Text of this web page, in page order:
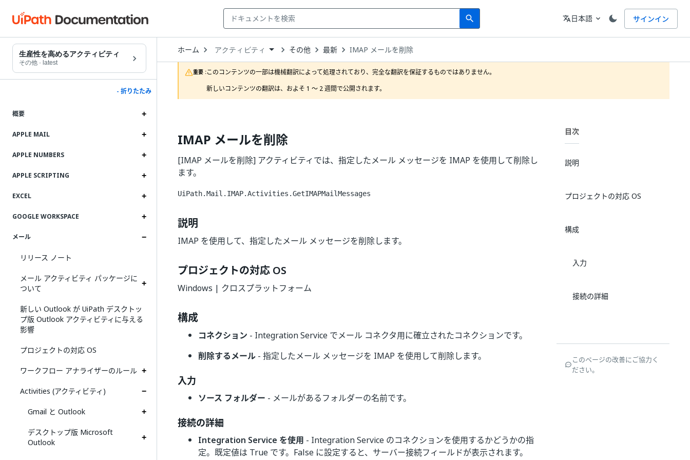
search
Search 言語
translate日本語 expand_more サインイン
生産性を高めるアクティビティ
その他 · latest
- 折りたたみ
概要
APPLE MAIL
APPLE NUMBERS
APPLE SCRIPTING
EXCEL
GOOGLE WORKSPACE
メール
リリース ノート
メール アクティビティ パッケージに
ついて
新しい Outlook が UiPath デスクトッ
プ版 Outlook アクティビティに与える
影響
プロジェクトの対応 OS
ワークフロー アナライザーのルール
Activities (アクティビティ)
Gmail と Outlook
デスクトップ版 Microsoft
Outlook
ホーム Open
Dropdown
to
choose
product
アクティビティ その他 最新 IMAP メールを削除
重要 :このコンテンツの一部は機械翻訳によって処理されており、完全な翻訳を保証するものではありません。
新しいコンテンツの翻訳は、およそ 1 ～ 2 週間で公開されます。
IMAP メールを削除
[IMAP メールを削除] アクティビティでは、指定したメール メッセージを IMAP を使用して削除し
ます。
UiPath.Mail.IMAP.Activities.GetIMAPMailMessages
説明
IMAP を使用して、指定したメール メッセージを削除します。
プロジェクトの対応 OS
Windows | クロスプラットフォーム
構成
コネクション - Integration Service でメール コネクタ用に確立されたコネクションです。
削除するメール - 指定したメール メッセージを IMAP を使用して削除します。
入力
ソース フォルダー - メールがあるフォルダーの名前です。
接続の詳細
Integration Service を使用 - Integration Service のコネクションを使用するかどうかの指
定。既定値は True です。False に設定すると、サーバー接続フィールドが表示されます。
目次
説明
プロジェクトの対応 OS
構成
入力
接続の詳細
このページの改善にご協力く
ださい。